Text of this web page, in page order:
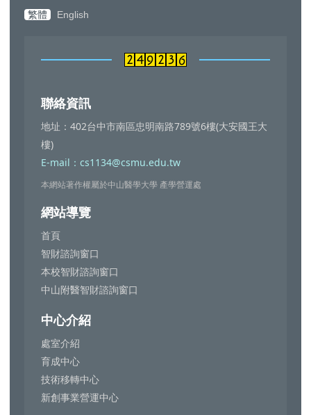
繁體 English
聯絡資訊
地址：402台中市南區忠明南路789號6樓(大安國王大
樓)
E-mail：cs1134@csmu.edu.tw
本網站著作權屬於中山醫學大學 產學營運處
網站導覽
首頁
智財諮詢窗口
本校智財諮詢窗口
中山附醫智財諮詢窗口
中心介紹
處室介紹
育成中心
技術移轉中心
新創事業營運中心